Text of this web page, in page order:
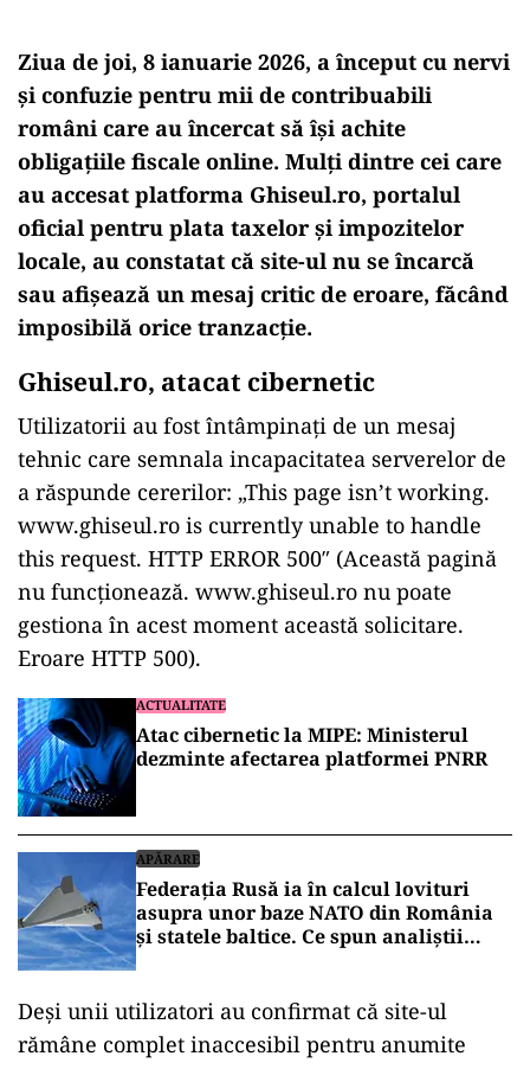
Ziua de joi, 8 ianuarie 2026, a început cu nervi
și confuzie pentru mii de contribuabili
români care au încercat să își achite
obligațiile fiscale online. Mulți dintre cei care
au accesat platforma Ghiseul.ro, portalul
oficial pentru plata taxelor și impozitelor
locale, au constatat că site-ul nu se încarcă
sau afișează un mesaj critic de eroare, făcând
imposibilă orice tranzacție.
Ghiseul.ro, atacat cibernetic
Utilizatorii au fost întâmpinați de un mesaj
tehnic care semnala incapacitatea serverelor de
a răspunde cererilor: „This page isn’t working.
www.ghiseul.ro is currently unable to handle
this request. HTTP ERROR 500″ (Această pagină
nu funcționează. www.ghiseul.ro nu poate
gestiona în acest moment această solicitare.
Eroare HTTP 500).
ACTUALITATE
Atac cibernetic la MIPE: Ministerul
dezminte afectarea platformei PNRR
APĂRARE
Federația Rusă ia în calcul lovituri
asupra unor baze NATO din România
și statele baltice. Ce spun analiștii
Deși unii utilizatori au confirmat că site-ul
rămâne complet inaccesibil pentru anumite